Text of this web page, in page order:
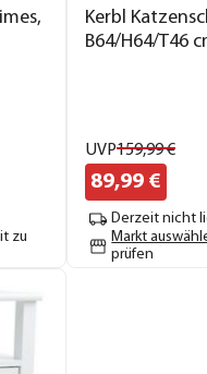
zu
Kerbl
B64/H64/T46
UVP159,99€
89,99 €
Derzeit nicht
Markt
prüfen